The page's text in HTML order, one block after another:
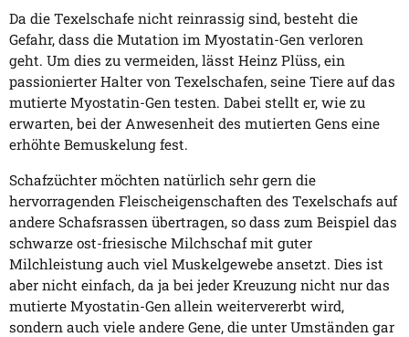
Da die Texelschafe nicht reinrassig sind, besteht die
Gefahr, dass die Mutation im Myostatin-Gen verloren
geht. Um dies zu vermeiden, lässt Heinz Plüss, ein
passionierter Halter von Texelschafen, seine Tiere auf das
mutierte Myostatin-Gen testen. Dabei stellt er, wie zu
erwarten, bei der Anwesenheit des mutierten Gens eine
erhöhte Bemuskelung fest.
Schafzüchter möchten natürlich sehr gern die
hervorragenden Fleischeigenschaften des Texelschafs auf
andere Schafsrassen übertragen, so dass zum Beispiel das
schwarze ost-friesische Milchschaf mit guter
Milchleistung auch viel Muskelgewebe ansetzt. Dies ist
aber nicht einfach, da ja bei jeder Kreuzung nicht nur das
mutierte Myostatin-Gen allein weitervererbt wird,
sondern auch viele andere Gene, die unter Umständen gar